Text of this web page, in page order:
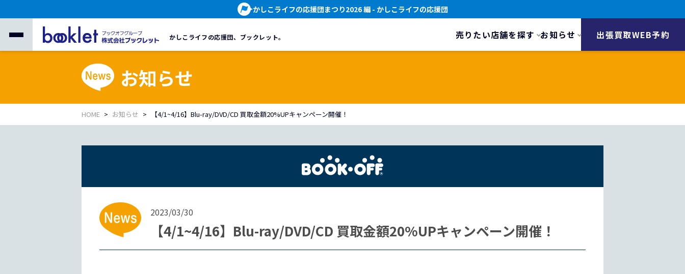
かしこライフの応援団まつり2026 編- かしこライフの応援団
かしこライフの応援団、 ブックレット。 売りたい店舗を探す お知らせ 出張買取WEB予約
お知らせ
HOME お知らせ 【4/1~4/16】Blu-ray/DVD/CD 買取金額20%UPキャンペーン開催！
2023/03/30
【4/1~4/16】Blu-ray/DVD/CD 買取金額20%UPキャンペーン開催！